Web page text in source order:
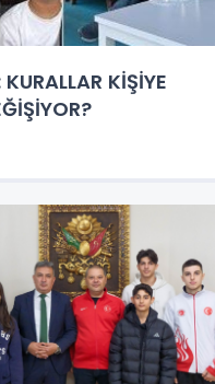
KURALLAR KİŞİYE